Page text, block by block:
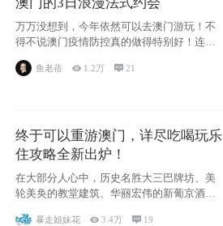
万万没想到，今年依然可以去澳门游玩！不
得不说澳门疫情防控真的做得特别好！连续
鱼老蓓  1.2万 21
终于可以重游澳门，详尽吃喝玩乐
住攻略全新出炉！
在大部分人心中，历史名胜大三巴牌坊、美
轮美奂的教堂建筑、华丽宏伟的新葡京酒
暴走姐妹花 3.4万  19